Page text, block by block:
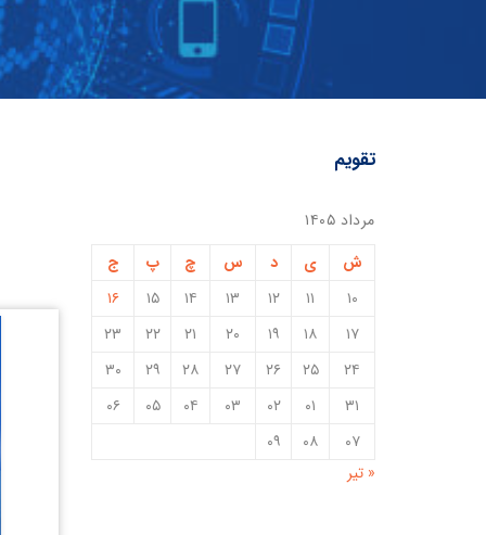
تقویم
مرداد ۱۴۰۵
ش
ی د س چ پ
ج
۱۰
۱۱ ۱۲ ۱۳ ۱۴ ۱۵
۱۶
۱۷
۱۸ ۱۹ ۲۰ ۲۱ ۲۲
۲۳
۲۴
۲۵ ۲۶ ۲۷ ۲۸ ۲۹
۳۰
۳۱
۰۱ ۰۲ ۰۳ ۰۴ ۰۵
۰۶
۰۷
۰۸
۰۹
« تیر